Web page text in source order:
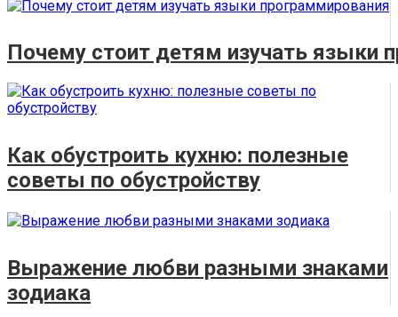
Почему стоит детям изучать языки
Как обустроить кухню: полезные
советы по обустройству
Выражение любви разными знаками
зодиака